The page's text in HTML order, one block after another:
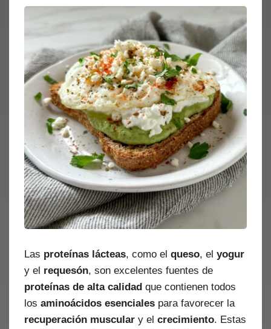
Las proteínas lácteas, como el queso, el yogur
y el requesón, son excelentes fuentes de
proteínas de alta calidad que contienen todos
los aminoácidos esenciales para favorecer la
recuperación muscular y el crecimiento. Estas